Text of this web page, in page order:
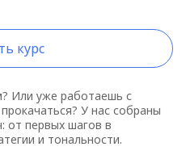
курс
Или уже работаешь с
У нас собраны
от первых шагов в
и тональности.